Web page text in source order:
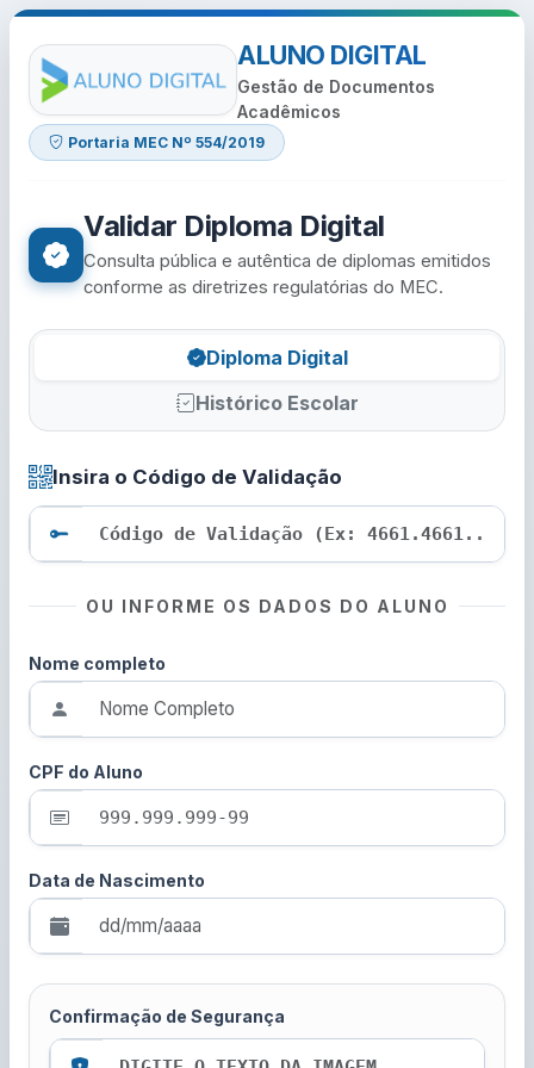
ALUNO DIGITAL
Gestão de Documentos
Acadêmicos
Portaria MEC Nº 554/2019
Validar Diploma Digital
Consulta pública e autêntica de diplomas emitidos
conforme as diretrizes regulatórias do MEC.
Diploma Digital
Histórico Escolar
Insira o Código de Validação
OU INFORME OS DADOS DO ALUNO
Nome completo
CPF do Aluno
Data de Nascimento
Confirmação de Segurança